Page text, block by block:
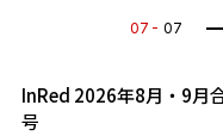
07 07
InRed 2026年8月・9月
号